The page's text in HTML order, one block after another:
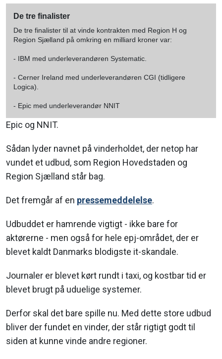
De tre finalister
De tre finalister til at vinde kontrakten med Region H og
Region Sjælland på omkring en milliard kroner var:
- IBM med underleverandøren Systematic.
- Cerner Ireland med underleverandøren CGI (tidligere
Logica).
- Epic med underleverandør NNIT
Epic og NNIT.
Sådan lyder navnet på vinderholdet, der netop har
vundet et udbud, som Region Hovedstaden og
Region Sjælland står bag.
Det fremgår af en pressemeddelelse.
Udbuddet er hamrende vigtigt - ikke bare for
aktørerne - men også for hele epj-området, der er
blevet kaldt Danmarks blodigste it-skandale.
Journaler er blevet kørt rundt i taxi, og kostbar tid er
blevet brugt på uduelige systemer.
Derfor skal det bare spille nu. Med dette store udbud
bliver der fundet en vinder, der står rigtigt godt til
siden at kunne vinde andre regioner.